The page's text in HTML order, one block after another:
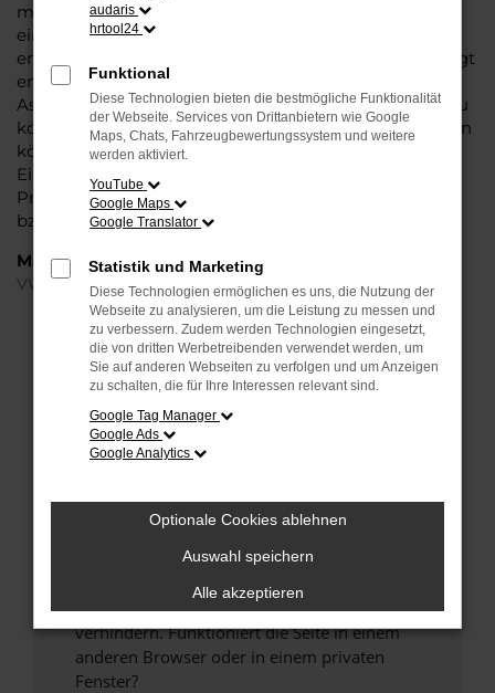
mitunter als Vorteil, denn das Modell wurde bereits
eingefahren. Fast jeder VW ID.Polo Jahreswagen
entstammt der aktuellen Modellgeneration und verfügt
entsprechend über all die begehrten Extras und
Assistenzsysteme, für die das Modell bekannt ist. Hinzu
kommt aber noch, dass keine Fehler ab Werk vorliegen
können, da ein VW ID.Polo Jahreswagen bereits seine
Eignung für die Praxis unter Beweis gestellt hat.
Preislich profitieren Sie von einem enormen Nachlass
bzw. Rabatt gegenüber dem Neupreis.
Marken
VW
FEHLER: NETWORK ERROR
Beim Laden ist ein Fehler aufgetreten.
Hier sind ein paar Tipps, die dir helfen können:
Überprüfe deine Firewall und deine
Laden andere Webseiten, zum Beispiel deine
Suchmaschine?
Prüfe deine Browsererweiterungen.
Manche Erweiterungen, wie Werbeblocker,
können das Laden bestimmter Seiten
verhindern. Funktioniert die Seite in einem
anderen Browser oder in einem privaten
Fenster?
audaris
hrtool24
Funktional
Diese Technologien bieten die bestmögliche Funktionalität
der Webseite. Services von Drittanbietern wie Google
Maps, Chats, Fahrzeugbewertungssystem und weitere
werden aktiviert.
YouTube
Google Maps
Google Translator
Statistik und Marketing
Diese Technologien ermöglichen es uns, die Nutzung der
Webseite zu analysieren, um die Leistung zu messen und
zu verbessern. Zudem werden Technologien eingesetzt,
die von dritten Werbetreibenden verwendet werden, um
Sie auf anderen Webseiten zu verfolgen und um Anzeigen
zu schalten, die für Ihre Interessen relevant sind.
Google Tag Manager
Google Ads
Google Analytics
Optionale Cookies ablehnen
Auswahl speichern
Alle akzeptieren